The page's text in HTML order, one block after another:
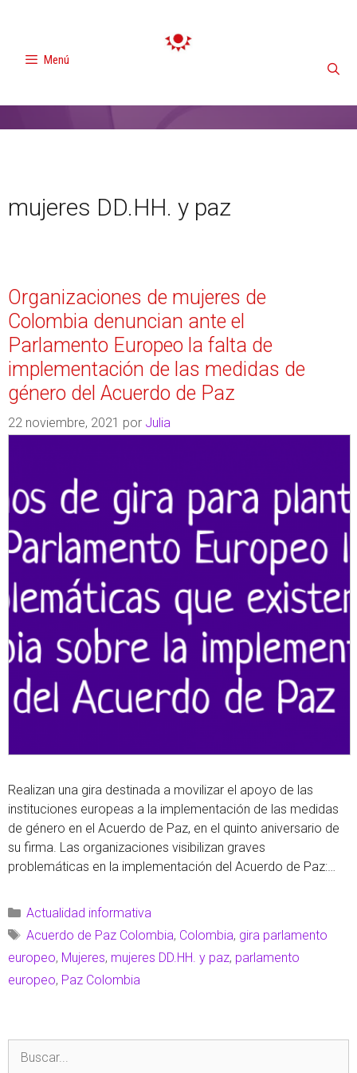
Menú
mujeres DD.HH. y paz
Organizaciones de mujeres de
Colombia denuncian ante el
Parlamento Europeo la falta de
implementación de las medidas de
género del Acuerdo de Paz
22 noviembre, 2021 por Julia
Realizan una gira destinada a movilizar el apoyo de las
instituciones europeas a la implementación de las medidas
de género en el Acuerdo de Paz, en el quinto aniversario de
su firma. Las organizaciones visibilizan graves
problemáticas en la implementación del Acuerdo de Paz:
protección de defensoras …
Actualidad informativa
Acuerdo de Paz Colombia, Colombia, gira parlamento
europeo, Mujeres, mujeres DD.HH. y paz, parlamento
europeo, Paz Colombia